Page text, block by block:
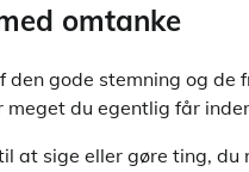
omtanke
gode stemning og de
du egentlig får
at sige eller gøre ting, du